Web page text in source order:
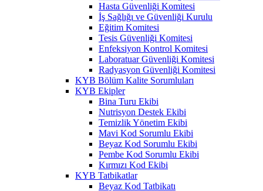
Hasta Güvenliği Komitesi
İş Sağlığı ve Güvenliği Kurulu
Eğitim Komitesi
Tesis Güvenliği Komitesi
Enfeksiyon Kontrol Komitesi
Laboratuar Güvenliği Komitesi
Radyasyon Güvenliği Komitesi
KYB Bölüm Kalite Sorumluları
KYB Ekipler
Bina Turu Ekibi
Nutrisyon Destek Ekibi
Temizlik Yönetim Ekibi
Mavi Kod Sorumlu Ekibi
Beyaz Kod Sorumlu Ekibi
Pembe Kod Sorumlu Ekibi
Kırmızı Kod Ekibi
KYB Tatbikatlar
Beyaz Kod Tatbikatı